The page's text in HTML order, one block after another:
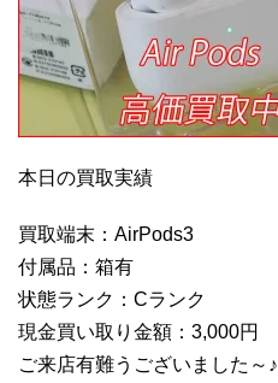
本日の買取実績
買取端末：AirPods3
付属品：箱有
状態ランク：Cランク
現金買い取り金額：3,000円
ご来店有難うございました～♪